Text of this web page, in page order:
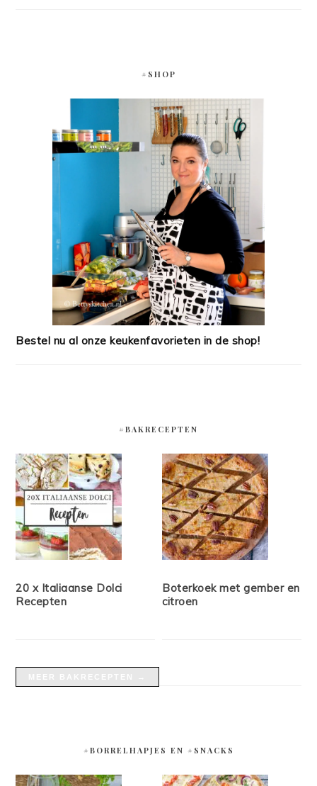
#SHOP
Bestel nu al onze keukenfavorieten in de shop!
#BAKRECEPTEN
20 x Italiaanse Dolci
Recepten
Boterkoek met gember en
citroen
#BORRELHAPJES EN #SNACKS